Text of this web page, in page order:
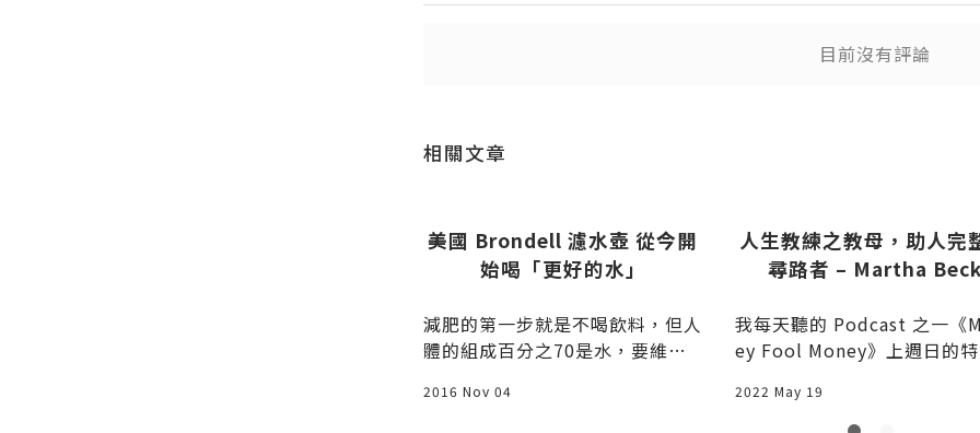
目前沒有評論
相關文章
美國 Brondell 濾水壺 從今開
始喝「更好的水」
減肥的第一步就是不喝飲料，但人
體的組成百分之70是水，要維持
能喝水，因此我的生活重心從「該
2016 Nov 04
人生教練之教母，助人完
尋路者 – Martha
我每天聽的 Podcast 之一《
ey Fool Money》上週日的
2022 May 19